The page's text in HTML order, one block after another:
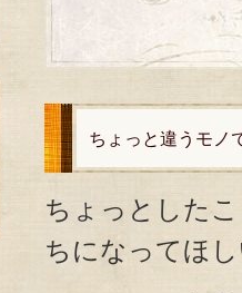
ちょっと違うモノ
ちょっとした
ちになってほ